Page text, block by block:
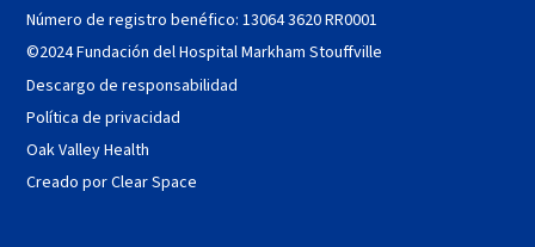
Número de registro benéfico: 13064 3620 RR0001
©2024 Fundación del Hospital Markham Stouffville
Descargo de responsabilidad
Política de privacidad
Oak Valley Health
Creado por Clear Space